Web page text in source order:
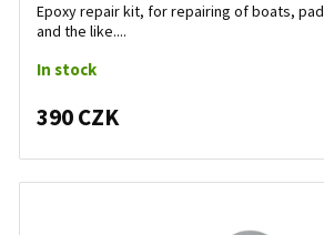
Epoxy repair kit, for repairing of boats,
and the like....
In stock
390 CZK